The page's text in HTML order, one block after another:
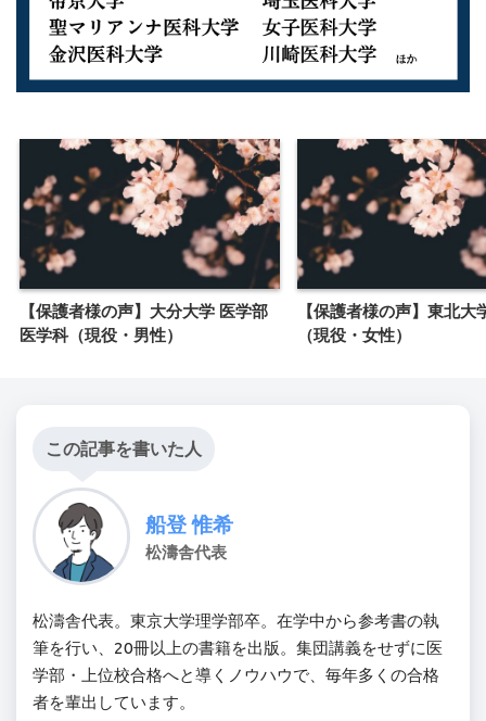
【保護者様の声】大分大学 医学部
医学科（現役・男性）
【保護者様の声】東北大
（現役・女性）
この記事を書いた人
船登 惟希
松濤舎代表
松濤舎代表。東京大学理学部卒。在学中から参考書の執
筆を行い、20冊以上の書籍を出版。集団講義をせずに医
学部・上位校合格へと導くノウハウで、毎年多くの合格
者を輩出しています。